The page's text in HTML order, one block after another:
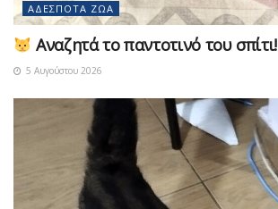
ΑΔΈΣΠΟΤΑ ΖΏΑ
Αναζητά το παντοτινό του σπίτι!
5 Αυγούστου 2026